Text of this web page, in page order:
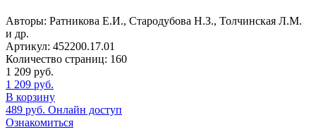
Авторы: Ратникова Е.И., Стародубова Н.З., Толчинская Л.М.
и др.
Артикул: 452200.17.01
Количество страниц: 160
1 209 руб.
1 209 руб.
В корзину
489 руб. Онлайн доступ
Ознакомиться